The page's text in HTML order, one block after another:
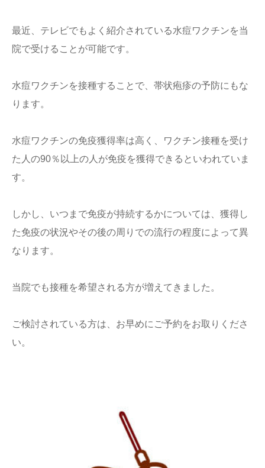
最近、テレビでもよく紹介されている水痘ワクチンを当
院で受けることが可能です。
水痘ワクチンを接種することで、帯状疱疹の予防にもな
ります。
水痘ワクチンの免疫獲得率は高く、ワクチン接種を受け
た人の90％以上の人が免疫を獲得できるといわれていま
す。
しかし、いつまで免疫が持続するかについては、獲得し
た免疫の状況やその後の周りでの流行の程度によって異
なります。
当院でも接種を希望される方が増えてきました。
ご検討されている方は、お早めにご予約をお取りくださ
い。